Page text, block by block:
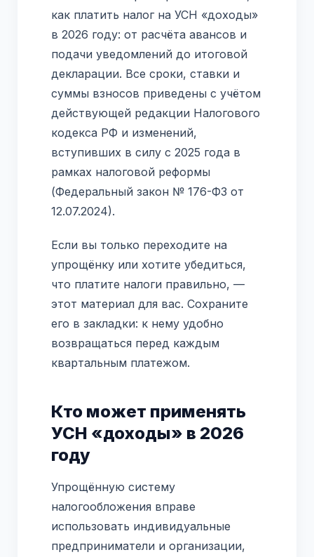
как платить налог на УСН «доходы»
в 2026 году: от расчёта авансов и
подачи уведомлений до итоговой
декларации. Все сроки, ставки и
суммы взносов приведены с учётом
действующей редакции Налогового
кодекса РФ и изменений,
вступивших в силу с 2025 года в
рамках налоговой реформы
(Федеральный закон № 176-ФЗ от
12.07.2024).
Если вы только переходите на
упрощёнку или хотите убедиться,
что платите налоги правильно, —
этот материал для вас. Сохраните
его в закладки: к нему удобно
возвращаться перед каждым
квартальным платежом.
Кто может применять
УСН «доходы» в 2026
году
Упрощённую систему
налогообложения вправе
использовать индивидуальные
предприниматели и организации,